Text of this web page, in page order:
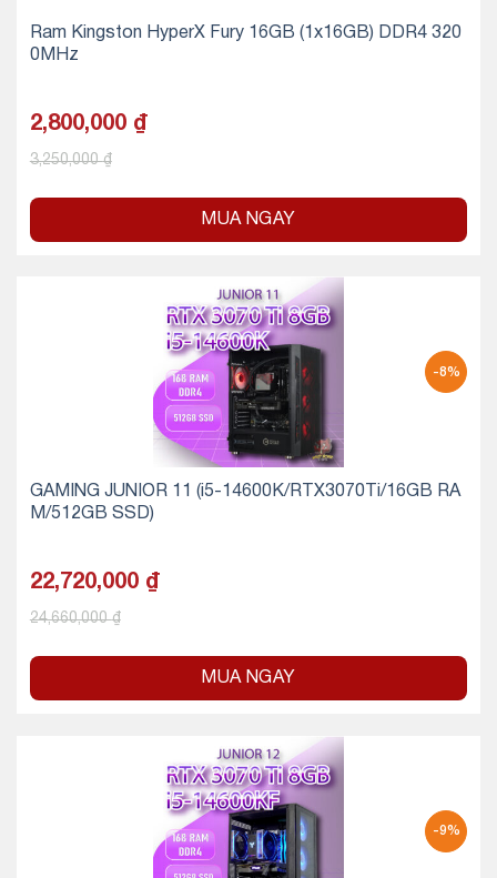
Ram Kingston HyperX Fury 16GB (1x16GB) DDR4 320
0MHz
2,800,000 ₫
3,250,000₫
MUA NGAY
-8%
GAMING JUNIOR 11 (i5-14600K/RTX3070Ti/16GB RA
M/512GB SSD)
22,720,000 ₫
24,660,000₫
MUA NGAY
-9%